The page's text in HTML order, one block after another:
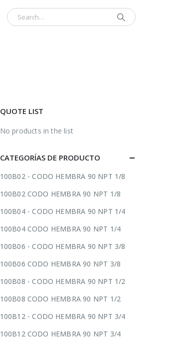
QUOTE LIST
No products in the list
CATEGORÍAS DE PRODUCTO
100B02 - CODO HEMBRA 90 NPT 1/8
100B02 CODO HEMBRA 90 NPT 1/8
100B04 - CODO HEMBRA 90 NPT 1/4
100B04 CODO HEMBRA 90 NPT 1/4
100B06 - CODO HEMBRA 90 NPT 3/8
100B06 CODO HEMBRA 90 NPT 3/8
100B08 - CODO HEMBRA 90 NPT 1/2
100B08 CODO HEMBRA 90 NPT 1/2
100B12 - CODO HEMBRA 90 NPT 3/4
100B12 CODO HEMBRA 90 NPT 3/4